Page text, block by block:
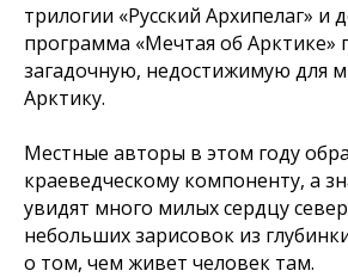
трилогии «Русский Архипелаг» и
программа «Мечтая об Арктике»
загадочную, недостижимую для
Арктику.
Местные авторы в этом году
краеведческому компоненту, а
увидят много милых сердцу
небольших зарисовок из
о том, чем живет человек там.